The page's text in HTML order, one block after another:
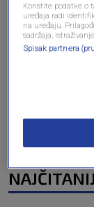
Koristite podatke o
uređaja radi
na uređaju.
sadržaja,
Spisak partnera